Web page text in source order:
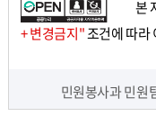
본
+ 변경금지"조건에 따라
민원봉사과 민원